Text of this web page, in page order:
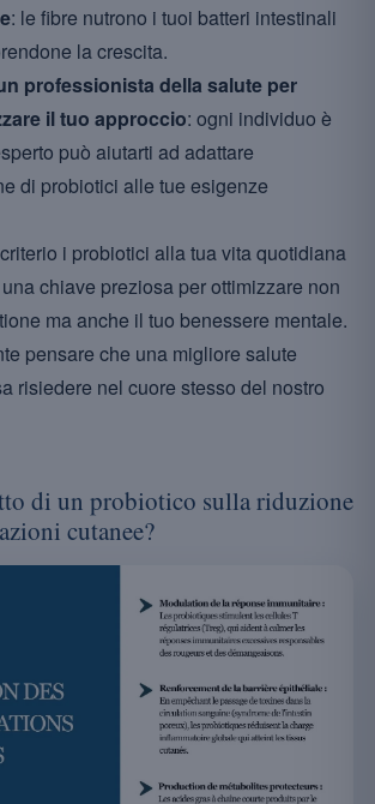
: le fibre nutrono i tuoi batteri intestinali
la crescita.
professionista della salute per
il tuo approccio: ogni individuo è
può aiutarti ad adattare
di probiotici alle tue esigenze
i probiotici alla tua vita quotidiana
chiave preziosa per ottimizzare non
ma anche il tuo benessere mentale.
pensare che una migliore salute
risiedere nel cuore stesso del nostro
di un probiotico sulla riduzione
cutanee?